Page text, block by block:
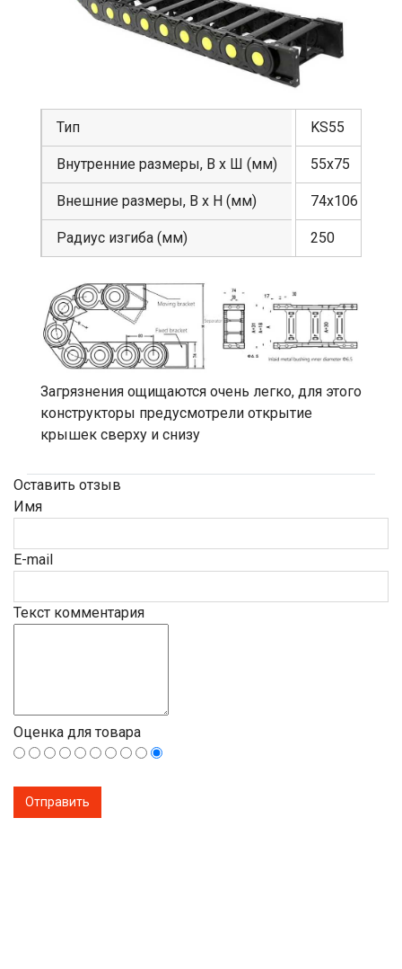
Тип
Внутренние размеры, В х Ш (мм)
Внешние размеры, В х Н (мм)
Радиус изгиба (мм)
KS55
55х75
74х106
250
Загрязнения ощищаются очень легко, для этого
конструкторы предусмотрели открытие
крышек сверху и снизу
Оставить отзыв
Имя
E-mail
Текст комментария
Оценка для товара